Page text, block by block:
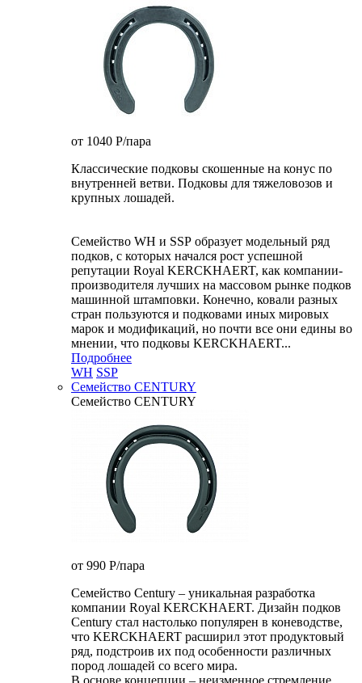
от 1040 P/пара
Классические подковы скошенные на конус по
внутренней ветви. Подковы для тяжеловозов и
крупных лошадей.
Семейство WH и SSP образует модельный ряд
подков, с которых начался рост успешной
репутации Royal KERCKHAERT, как компании-
производителя лучших на массовом рынке подков
машинной штамповки. Конечно, ковали разных
стран пользуются и подковами иных мировых
марок и модификаций, но почти все они едины во
мнении, что подковы KERCKHAERT...
Подробнее
WH SSP
Семейство CENTURY
Семейство CENTURY
от 990 P/пара
Семейство Century – уникальная разработка
компании Royal KERCKHAERT. Дизайн подков
Century стал настолько популярен в коневодстве,
что KERCKHAERT расширил этот продуктовый
ряд, подстроив их под особенности различных
пород лошадей со всего мира.
В основе концепции – неизменное стремление